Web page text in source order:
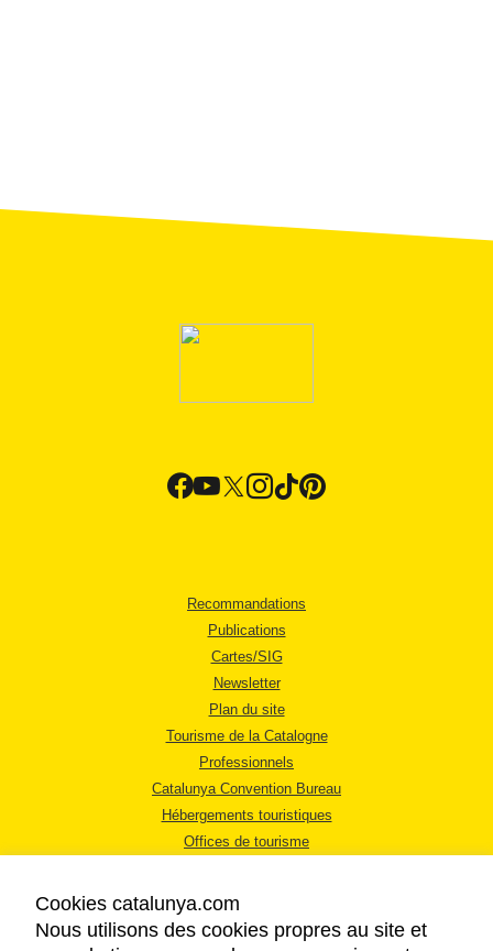
Recommandations
Publications
Cartes/SIG
Newsletter
Plan du site
Tourisme de la Catalogne
Professionnels
Catalunya Convention Bureau
Hébergements touristiques
Offices de tourisme
Cookies catalunya.com
Nous utilisons des cookies propres au site et